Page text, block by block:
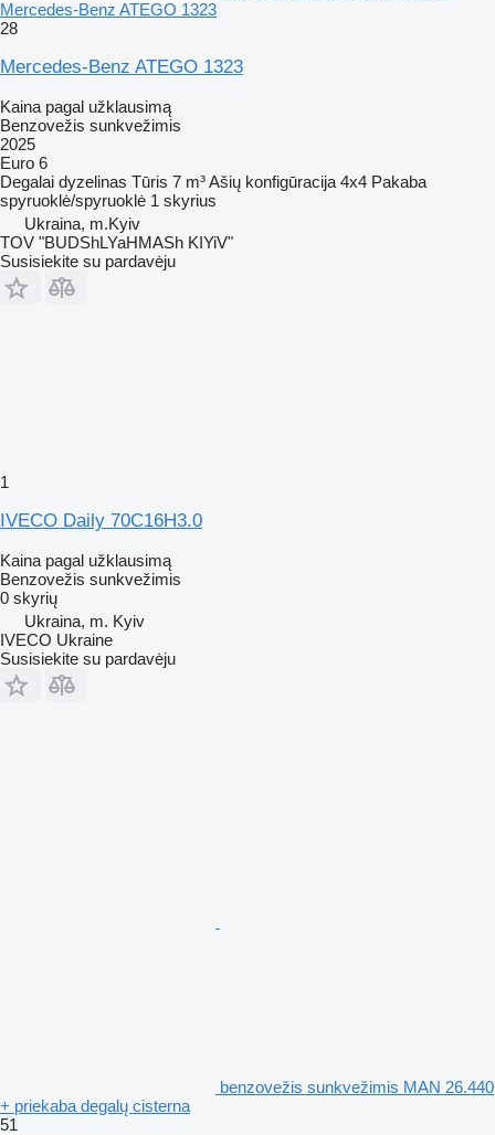
Mercedes-Benz ATEGO 1323
28
Mercedes-Benz ATEGO 1323
Kaina pagal užklausimą
Benzovežis sunkvežimis
2025
Euro 6
Degalai dyzelinas Tūris 7 m³Ašių konfigūracija 4x4 Pakaba
spyruoklė/spyruoklė 1 skyrius
Ukraina, m.Kyiv
TOV "BUDShLYaHMASh KIYiV"
Susisiekite su pardavėju
1
IVECO Daily 70C16H3.0
Kaina pagal užklausimą
Benzovežis sunkvežimis
0 skyrių
Ukraina, m. Kyiv
IVECO Ukraine
Susisiekite su pardavėju
benzovežis sunkvežimis MAN 26.440
+ priekaba degalų cisterna
51